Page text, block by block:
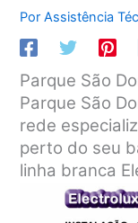
PorAssistência
Parque São
Parque São
rede
perto do seu
linha branca